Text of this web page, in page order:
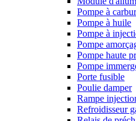
Pompe à
Pompe à huile
Pompe à
Pompe
Pompe haute
Pompe
Porte fusible
Poulie damper
Rampe
Refroidisseur